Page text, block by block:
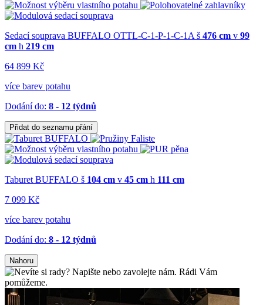
Sedací souprava BUFFALO OTTL-C-1-P-1-C-1A š 476 cm v 99
cm h 219 cm
64 899 Kč
více barev potahu
Dodání do: 8 - 12 týdnů
Přidat do seznamu přání
Taburet BUFFALO š 104 cm v 45 cm h 111 cm
7 099 Kč
více barev potahu
Dodání do: 8 - 12 týdnů
Nahoru